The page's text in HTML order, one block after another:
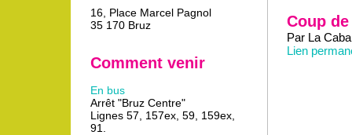
Coup
Par La
Lien
16, Place Marcel Pagnol
35 170 Bruz
Comment venir
En bus
Arrêt "Bruz Centre"
Lignes 57, 157ex, 59, 159ex,
91.